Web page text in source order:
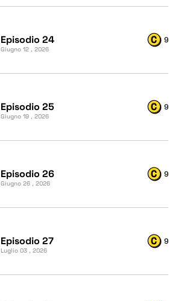
Episodio 24
Giugno 12 , 2026
9
Episodio 25
Giugno 19 , 2026
9
Episodio 26
Giugno 26 , 2026
9
Episodio 27
Luglio 03 , 2026
9